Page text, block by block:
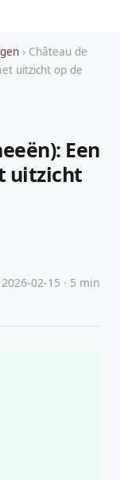
› Château de
uitzicht op de
Een
uitzicht
02-15 · 5 min